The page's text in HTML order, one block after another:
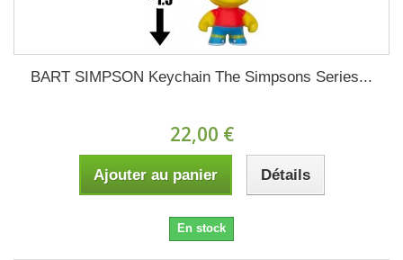
BART SIMPSON Keychain The Simpsons Series...
22,00 €
Ajouter au panier Détails
En stock